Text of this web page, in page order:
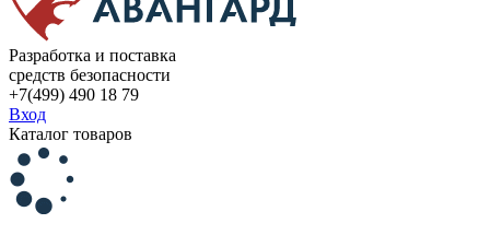
Разработка и поставка
средств безопасности
+7(499) 490 18 79
Вход
Каталог товаров